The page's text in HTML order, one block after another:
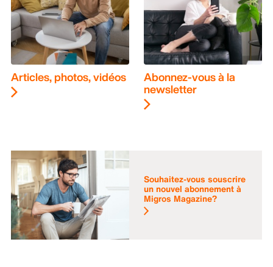
Articles, photos, vidéos Abonnez-vous à la
newsletter
Souhaitez-vous souscrire
un nouvel abonnement à
Migros Magazine?